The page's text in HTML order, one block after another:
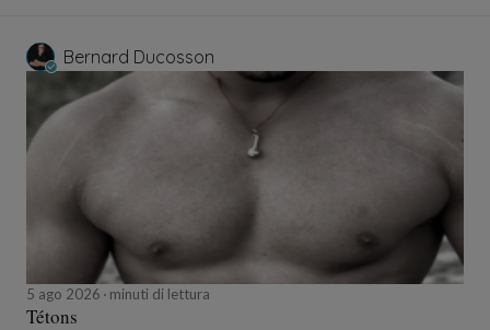
Bernard Ducosson
5 ago 2026 minuti di lettura
Tétons